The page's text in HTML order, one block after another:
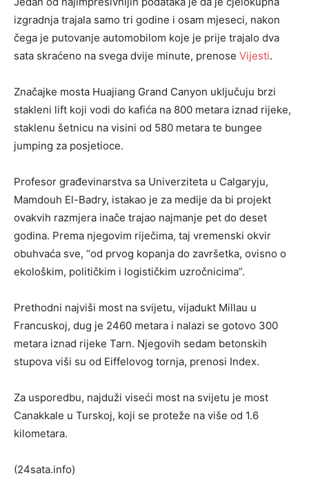
izgradnja trajala samo tri godine i osam mjeseci, nakon
čega je putovanje automobilom koje je prije trajalo dva
sata skraćeno na svega dvije minute, prenose Vijesti.
Značajke mosta Huajiang Grand Canyon uključuju brzi
stakleni lift koji vodi do kafića na 800 metara iznad rijeke,
staklenu šetnicu na visini od 580 metara te bungee
jumping za posjetioce.
Profesor građevinarstva sa Univerziteta u Calgaryju,
Mamdouh El-Badry, istakao je za medije da bi projekt
ovakvih razmjera inače trajao najmanje pet do deset
godina. Prema njegovim riječima, taj vremenski okvir
obuhvaća sve, “od prvog kopanja do završetka, ovisno o
ekološkim, političkim i logističkim uzročnicima”.
Prethodni najviši most na svijetu, vijadukt Millau u
Francuskoj, dug je 2460 metara i nalazi se gotovo 300
metara iznad rijeke Tarn. Njegovih sedam betonskih
stupova viši su od Eiffelovog tornja, prenosi Index.
Za usporedbu, najduži viseći most na svijetu je most
Canakkale u Turskoj, koji se proteže na više od 1.6
kilometara.
(24sata.info)